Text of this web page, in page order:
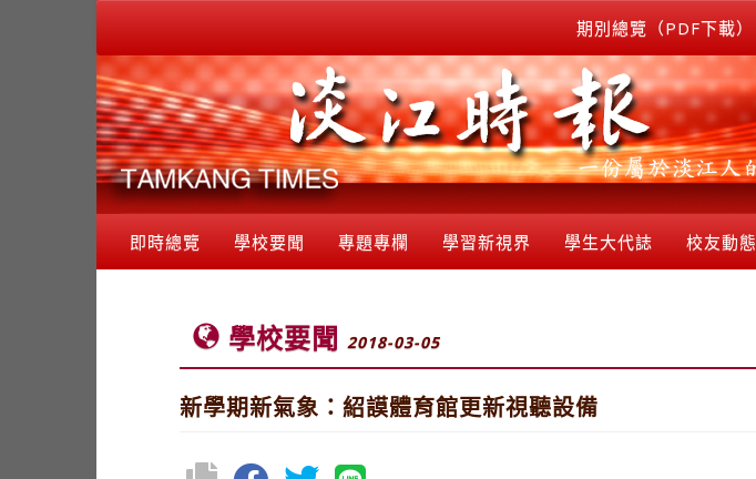
期別總覽（PDF下載）
即時總覽 學校要聞 專題專欄 學習新視界 學生大代誌 校友動態
學校要聞 2018-03-05
新學期新氣象：紹謨體育館更新視聽設備